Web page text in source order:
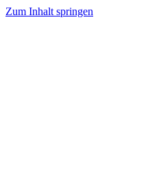
Zum Inhalt springen